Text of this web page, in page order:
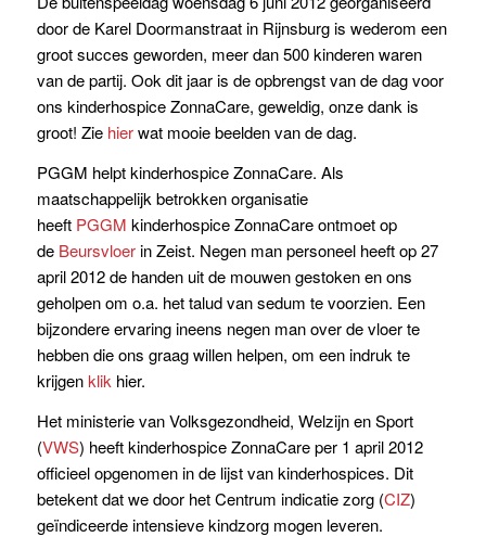
door de Karel Doormanstraat in Rijnsburg is wederom een
groot succes geworden, meer dan 500 kinderen waren
van de partij. Ook dit jaar is de opbrengst van de dag voor
ons kinderhospice ZonnaCare, geweldig, onze dank is
groot! Zie hierwat mooie beelden van de dag.
PGGM helpt kinderhospice ZonnaCare. Als
maatschappelijk betrokken organisatie
heeft PGGM kinderhospice ZonnaCare ontmoet op
de Beursvloerin Zeist. Negen man personeel heeft op 27
april 2012 de handen uit de mouwen gestoken en ons
geholpen om o.a. het talud van sedum te voorzien. Een
bijzondere ervaring ineens negen man over de vloer te
hebben die ons graag willen helpen, om een indruk te
krijgenklik hier.
Het ministerie van Volksgezondheid, Welzijn en Sport
(VWS) heeft kinderhospice ZonnaCare per 1 april 2012
officieel opgenomen in de lijst van kinderhospices. Dit
betekent dat we door het Centrum indicatie zorg (CIZ)
geïndiceerde intensieve kindzorg mogen leveren.